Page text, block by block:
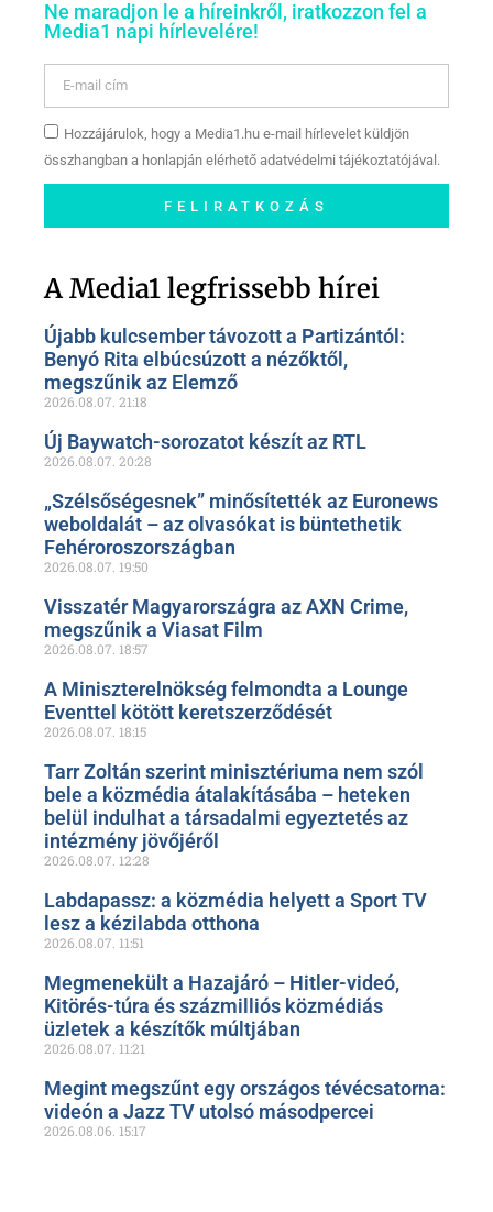
Ne maradjon le a híreinkről, iratkozzon fel a
Media1 napi hírlevelére!
Hozzájárulok, hogy a Media1.hu e-mail hírlevelet küldjön
összhangban a honlapján elérhető adatvédelmi tájékoztatójával.
FELIRATKOZÁS
oldalunkon!
A Media1 legfrissebb hírei
Újabb kulcsember távozott a Partizántól:
Benyó Rita elbúcsúzott a nézőktől,
megszűnik az Elemző
2026.08.07. 21:18
Új Baywatch-sorozatot készít az RTL
2026.08.07. 20:28
„Szélsőségesnek” minősítették az Euronews
weboldalát – az olvasókat is büntethetik
Fehéroroszországban
2026.08.07. 19:50
Visszatér Magyarországra az AXN Crime,
megszűnik a Viasat Film
2026.08.07. 18:57
A Miniszterelnökség felmondta a Lounge
Eventtel kötött keretszerződését
2026.08.07. 18:15
Tarr Zoltán szerint minisztériuma nem szól
bele a közmédia átalakításába – heteken
belül indulhat a társadalmi egyeztetés az
intézmény jövőjéről
2026.08.07. 12:28
Labdapassz: a közmédia helyett a Sport TV
lesz a kézilabda otthona
2026.08.07. 11:51
Megmenekült a Hazajáró – Hitler-videó,
Kitörés-túra és százmilliós közmédiás
üzletek a készítők múltjában
2026.08.07. 11:21
Megint megszűnt egy országos tévécsatorna:
videón a Jazz TV utolsó másodpercei
2026.08.06. 15:17